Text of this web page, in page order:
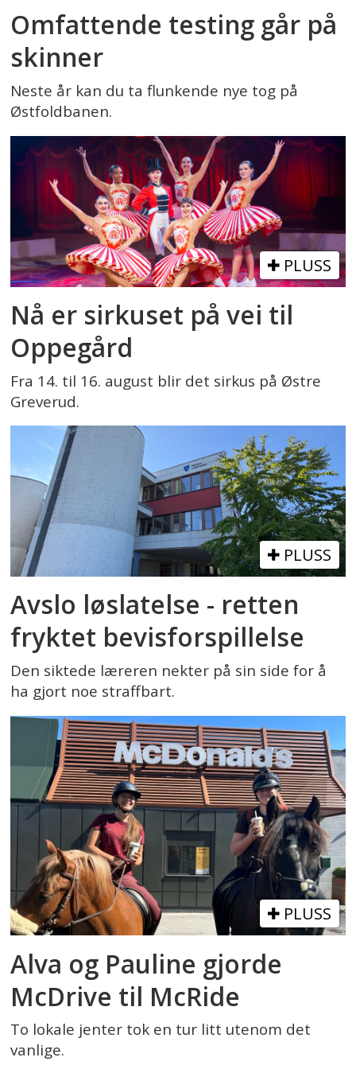
Omfattende testing går på
skinner
Neste år kan du ta flunkende nye tog på
Østfoldbanen.
PLUSS
Nå er sirkuset på vei til
Oppegård
Fra 14. til 16. august blir det sirkus på Østre
Greverud.
PLUSS
Avslo løslatelse - retten
fryktet bevisforspillelse
Den siktede læreren nekter på sin side for å
ha gjort noe straffbart.
PLUSS
Alva og Pauline gjorde
McDrive til McRide
To lokale jenter tok en tur litt utenom det
vanlige.